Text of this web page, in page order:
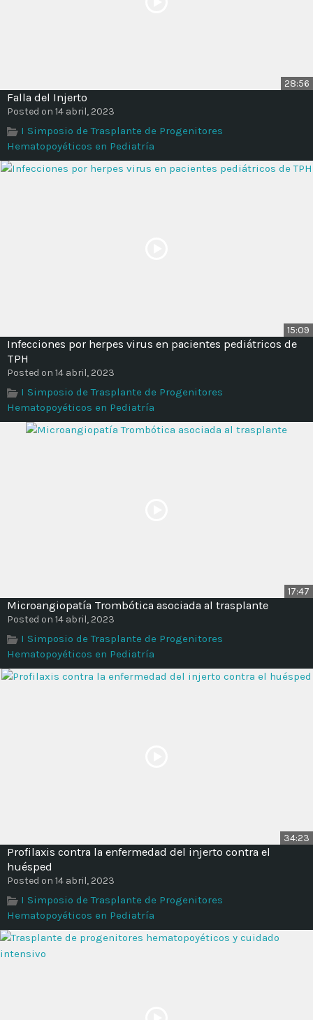
28:56
Falla del Injerto
Posted on 14 abril, 2023
I Simposio de Trasplante de Progenitores
Hematopoyéticos en Pediatría
15:09
Infecciones por herpes virus en pacientes pediátricos de
TPH
Posted on 14 abril, 2023
I Simposio de Trasplante de Progenitores
Hematopoyéticos en Pediatría
17:47
Microangiopatía Trombótica asociada al trasplante
Posted on 14 abril, 2023
I Simposio de Trasplante de Progenitores
Hematopoyéticos en Pediatría
34:23
Profilaxis contra la enfermedad del injerto contra el
huésped
Posted on 14 abril, 2023
I Simposio de Trasplante de Progenitores
Hematopoyéticos en Pediatría